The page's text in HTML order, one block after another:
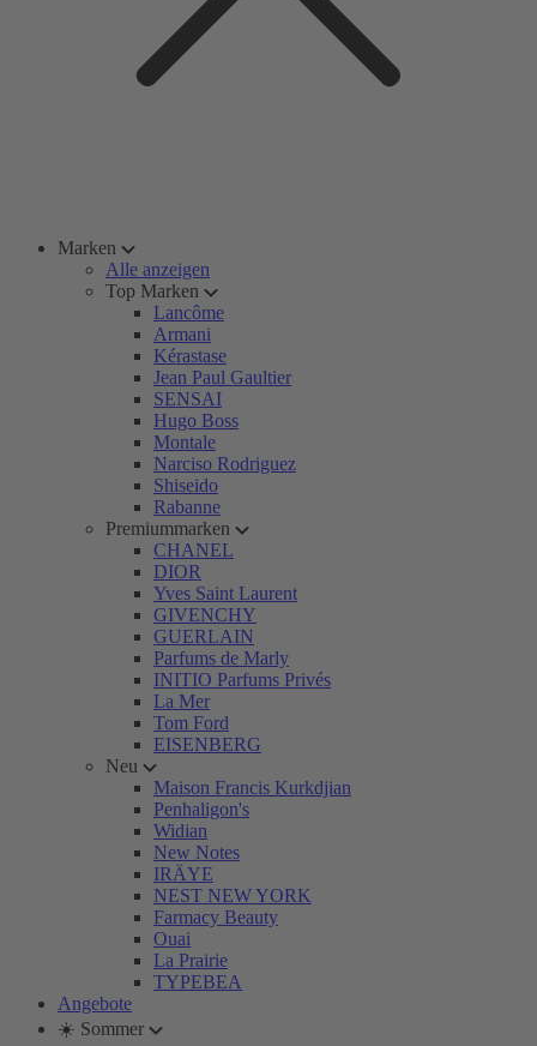
Marken
Alle anzeigen
Top Marken
Lancôme
Armani
Kérastase
Jean Paul Gaultier
SENSAI
Hugo Boss
Montale
Narciso Rodriguez
Shiseido
Rabanne
Premiummarken
CHANEL
DIOR
Yves Saint Laurent
GIVENCHY
GUERLAIN
Parfums de Marly
INITIO Parfums Privés
La Mer
Tom Ford
EISENBERG
Neu
Maison Francis Kurkdjian
Penhaligon's
Widian
New Notes
IRÄYE
NEST NEW YORK
Farmacy Beauty
Ouai
La Prairie
TYPEBEA
Angebote
☀️ Sommer